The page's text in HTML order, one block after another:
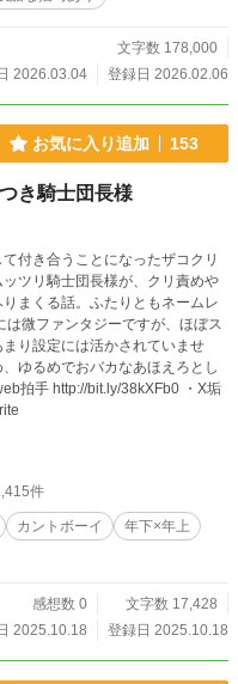
文字数 178,000
2026.03.04
登録日 2026.02.06
お気に入り追加 153
き騎士団長様
付き合うことになったザコクリ
ツリ騎士団長様が、クリ責めや
まくる話。ふたりともネームレ
は微ファンタジーですが、ほぼス
り設定には活かされていませ
ゆるめでおバカなあほえろとし
件
カントボーイ
年下×年上
感想数 0
文字数 17,428
2025.10.18
登録日 2025.10.18